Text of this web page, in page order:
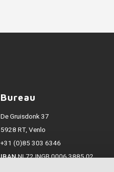
Bureau
De Gruisdonk 37
5928 RT, Venlo
+31 (0)85 303 6346
IBANNL72 INGB 0006 3885 02